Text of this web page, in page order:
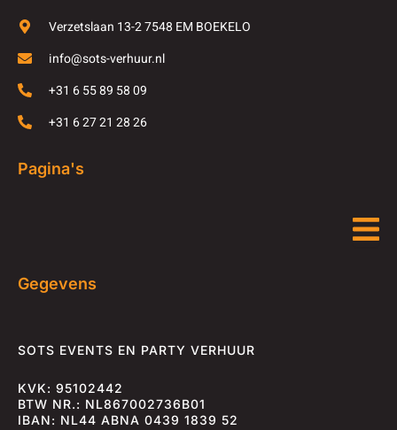
Verzetslaan 13-2 7548 EM BOEKELO
info@sots-verhuur.nl
+31 6 55 89 58 09
+31 6 27 21 28 26
Pagina's
Gegevens
SOTS EVENTS EN PARTY VERHUUR
KVK: 95102442
BTW NR.: NL867002736B01
IBAN: NL44 ABNA 0439 1839 52